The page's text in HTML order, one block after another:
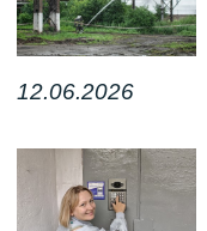
12.06.2026